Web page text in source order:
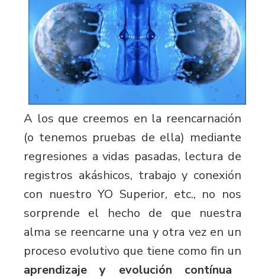
A los que creemos en la reencarnación
(o tenemos pruebas de ella) mediante
regresiones a vidas pasadas, lectura de
registros akáshicos, trabajo y conexión
con nuestro YO Superior, etc., no nos
sorprende el hecho de que nuestra
alma se reencarne una y otra vez en un
proceso evolutivo que tiene como fin un
aprendizaje y evolución contínua